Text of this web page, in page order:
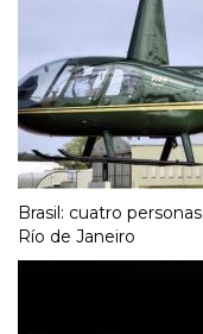
Brasil: cuatro
Río de Janeiro